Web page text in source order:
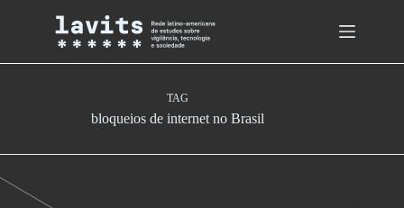
TAG
bloqueios de internet no Brasil